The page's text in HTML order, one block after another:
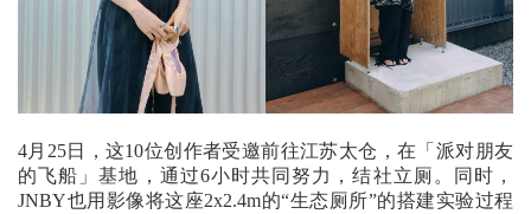
4月25日，这10位创作者受邀前往江苏太仓，在「派对朋友
的飞船」基地，通过6小时共同努力，结社立厕。同时，
JNBY也用影像将这座2x2.4m的“生态厕所”的搭建实验过程